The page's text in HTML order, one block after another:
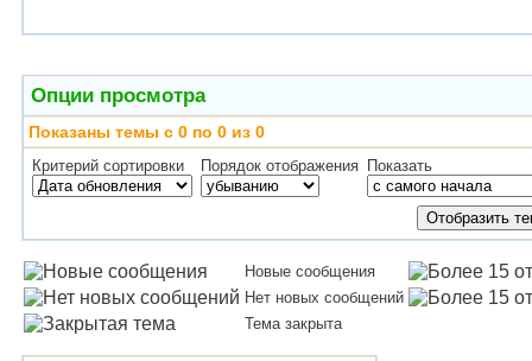
Опции просмотра
Показаны темы с 0 по 0 из 0
Критерий сортировки Порядок отображения Показать
Новые сообщения
Нет новых сообщений
Тема закрыта